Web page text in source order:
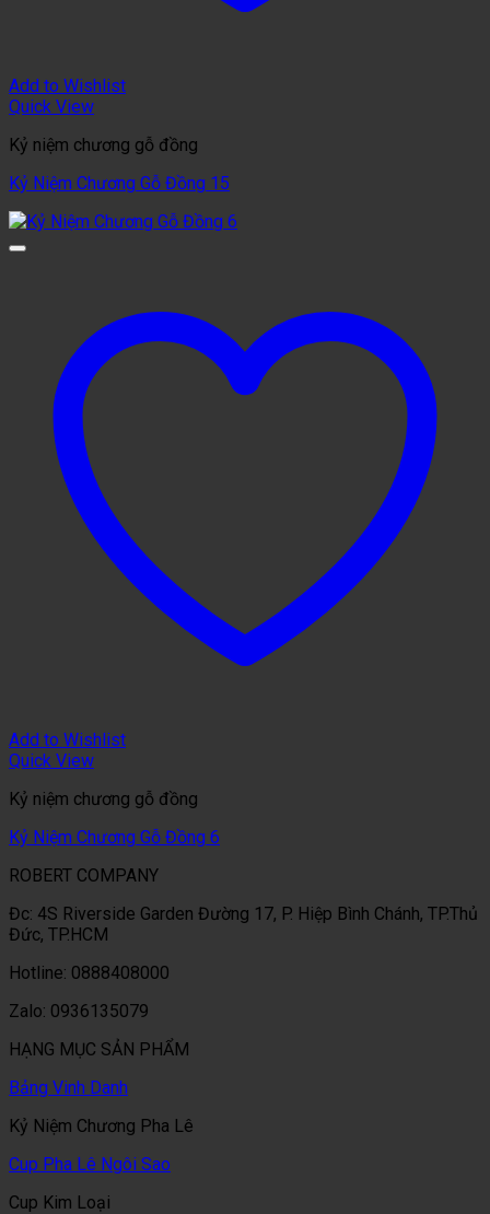
Add to Wishlist
Quick View
Kỷ niệm chương gỗ đồng
Kỷ Niệm Chương Gỗ Đồng 15
Add to Wishlist
Quick View
Kỷ niệm chương gỗ đồng
Kỷ Niệm Chương Gỗ Đồng 6
ROBERT COMPANY
Đc: 4S Riverside Garden Đường 17, P. Hiệp Bình Chánh, TP.Thủ
Đức, TP.HCM
Hotline: 0888408000
Zalo: 0936135079
HẠNG MỤC SẢN PHẨM
Bảng Vinh Danh
Kỷ Niệm Chương Pha Lê
Cup Pha Lê Ngôi Sao
Cup Kim Loại